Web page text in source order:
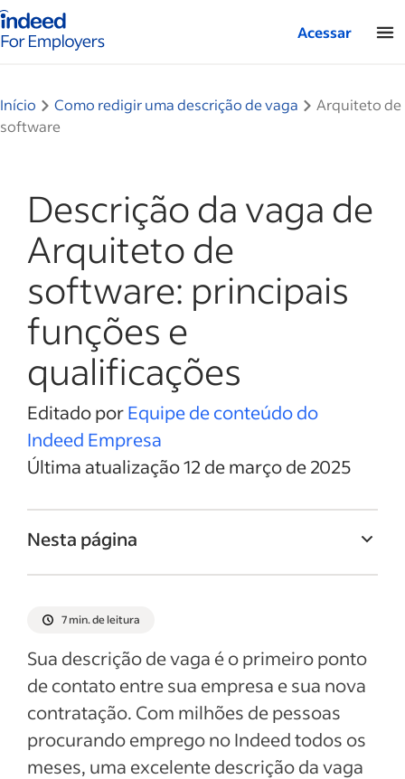
inicial do Indeed — Para empresas
Acessar
Início Como redigir uma descrição de vaga
Arquiteto de
software
Descrição da vaga de
Arquiteto de
software: principais
funções e
qualificações
Editado porEquipe de conteúdo do
Indeed Empresa
Última atualização 12 de março de 2025
Nesta página
Resumo da vaga de Arquiteto de software
Responsabilidades e deveres de Arquiteto
de software
Qualificações e habilidades de Arquiteto
de software
Exemplos de descrição da vaga
7 min. de leitura
Sua descrição de vaga é o primeiro ponto
de contato entre sua empresa e sua nova
contratação. Com milhões de pessoas
procurando emprego no Indeed todos os
meses, uma excelente descrição da vaga